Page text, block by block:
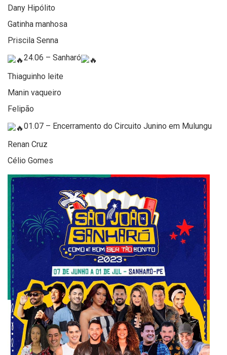
Dany Hipólito
Gatinha manhosa
Priscila Senna
24.06 – Sanharó
Thiaguinho leite
Manin vaqueiro
Felipão
01.07 – Encerramento do Circuito Junino em Mulungu
Renan Cruz
Célio Gomes